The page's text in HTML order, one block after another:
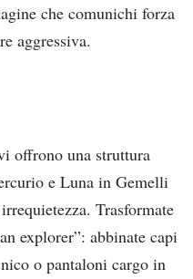
che comunichi forza
aggressiva.
offrono una struttura
e Luna in Gemelli
Trasformate
explorer”: abbinate capi
o pantaloni cargo in